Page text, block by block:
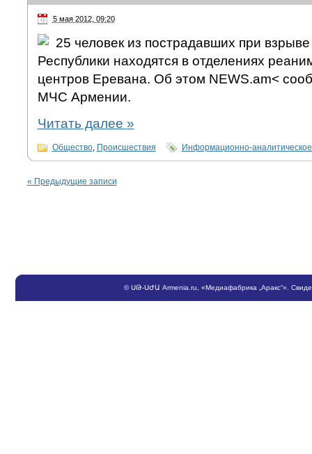
5 мая 2012, 09:20
25 человек из пострадавших при
Республики находятся в отделениях
центров Еревана. Об этом NEWS.am<
МЧС Армении.
Читать далее »
Общество, Происшествия Информационно-аналитическое
« Предыдущие записи
©ՍԹ-ՍԺԱ Armenia.ru , «Медиафабрика „Аракс“».